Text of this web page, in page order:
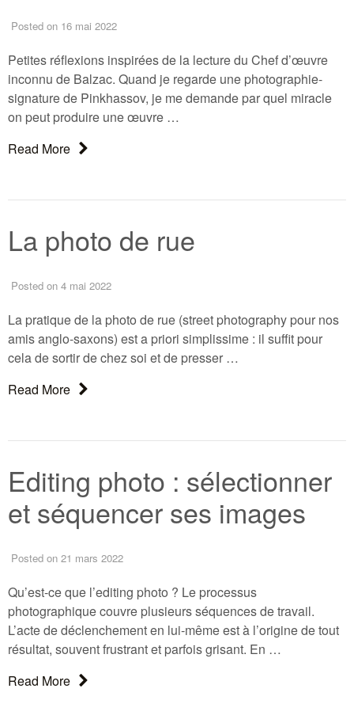
Posted on 16 mai 2022
Petites réflexions inspirées de la lecture du Chef d’œuvre
inconnu de Balzac. Quand je regarde une photographie-
signature de Pinkhassov, je me demande par quel miracle
on peut produire une œuvre …
Read More About: Photographie : éloge de l’imperfection
La photo de rue
Posted on 4 mai 2022
La pratique de la photo de rue (street photography pour nos
amis anglo-saxons) est a priori simplissime : il suffit pour
cela de sortir de chez soi et de presser …
Read More About: La photo de rue
Editing photo : sélectionner
et séquencer ses images
Posted on 21 mars 2022
Qu’est-ce que l’editing photo ? Le processus
photographique couvre plusieurs séquences de travail.
L’acte de déclenchement en lui-même est à l’origine de tout
résultat, souvent frustrant et parfois grisant. En …
Read More About: Editing photo : sélectionner et séquencer